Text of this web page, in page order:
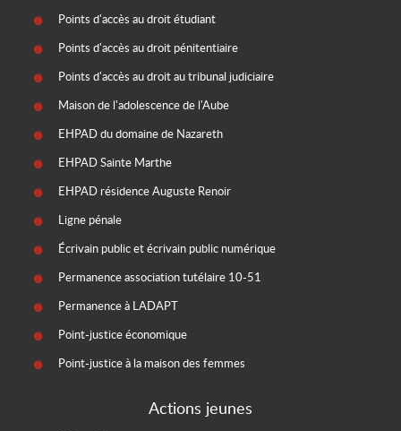
Points d'accès au droit étudiant
Points d'accès au droit pénitentiaire
Points d'accès au droit au tribunal judiciaire
Maison de l'adolescence de l'Aube
EHPAD du domaine de Nazareth
EHPAD Sainte Marthe
EHPAD résidence Auguste Renoir
Ligne pénale
Écrivain public et écrivain public numérique
Permanence association tutélaire 10-51
Permanence à LADAPT
Point-justice économique
Point-justice à la maison des femmes
Actions jeunes